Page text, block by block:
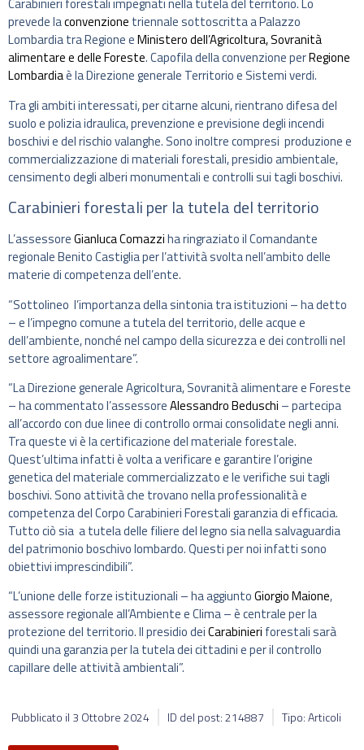
Carabinieri forestali impegnati nella tutela del territorio. Lo
prevede laconvenzione triennale sottoscritta a Palazzo
Lombardia tra Regione eMinistero dell’Agricoltura, Sovranità
alimentare e delle Foreste. Capofila della convenzione perRegione
Lombardiaè la Direzione generale Territorio e Sistemi verdi.
Tra gli ambiti interessati, per citarne alcuni, rientrano difesa del
suolo e polizia idraulica, prevenzione e previsione degli incendi
boschivi e del rischio valanghe. Sono inoltre compresi produzione e
commercializzazione di materiali forestali, presidio ambientale,
censimento degli alberi monumentali e controlli sui tagli boschivi.
Carabinieri forestali per la tutela del territorio
L’assessoreGianluca Comazziha ringraziato il Comandante
regionale Benito Castiglia per l’attività svolta nell’ambito delle
materie di competenza dell’ente.
“Sottolineo l’importanza della sintonia tra istituzioni – ha detto
– e l’impegno comune a tutela del territorio, delle acque e
dell’ambiente, nonché nel campo della sicurezza e dei controlli nel
settore agroalimentare”.
“La Direzione generale Agricoltura, Sovranità alimentare e Foreste
– ha commentato l’assessoreAlessandro Beduschi – partecipa
all’accordo con due linee di controllo ormai consolidate negli anni.
Tra queste vi è la certificazione del materiale forestale.
Quest’ultima infatti è volta a verificare e garantire l’origine
genetica del materiale commercializzato e le verifiche sui tagli
boschivi. Sono attività che trovano nella professionalità e
competenza del Corpo Carabinieri Forestali garanzia di efficacia.
Tutto ciò sia a tutela delle filiere del legno sia nella salvaguardia
del patrimonio boschivo lombardo. Questi per noi infatti sono
obiettivi imprescindibili”.
“L’unione delle forze istituzionali – ha aggiuntoGiorgio Maione,
assessore regionale all’Ambiente e Clima – è centrale per la
protezione del territorio. Il presidio deiCarabinieri forestali sarà
quindi una garanzia per la tutela dei cittadini e per il controllo
capillare delle attività ambientali”.
Pubblicato il 3 Ottobre 2024 ID del post: 214887 Tipo: Articoli